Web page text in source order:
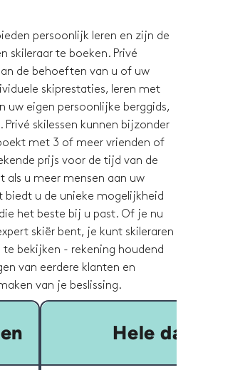
persoonlijk leren en zijn de
skileraar te boeken. Privé
de behoeften van u of uw
skiprestaties, leren met
uw eigen persoonlijke berggids,
skilessen kunnen bijzonder
met 3 of meer vrienden of
prijs voor de tijd van de
als u meer mensen aan uw
biedt u de unieke mogelijkheid
het beste bij u past. Of je nu
skiër bent, je kunt skileraren
bekijken - rekening houdend
van eerdere klanten en
van je beslissing.
Hele dag